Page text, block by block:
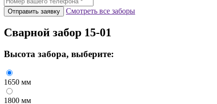
Отправить заявку Смотреть все заборы
Сварной забор 15-01
Высота забора, выберите:
1650 мм
1800 мм